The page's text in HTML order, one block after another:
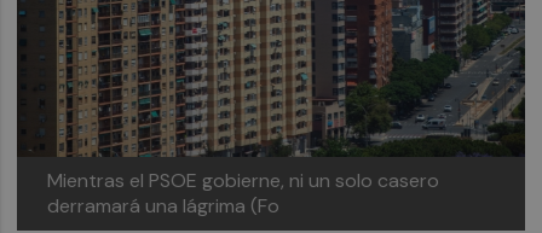
Mientras el PSOE gobierne, ni un solo casero
derramará una lágrima (Fo